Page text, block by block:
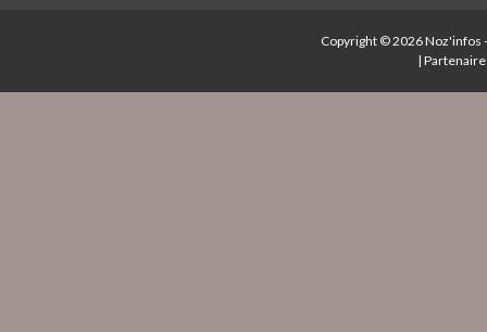
Copyright © 2026Noz'infos
|